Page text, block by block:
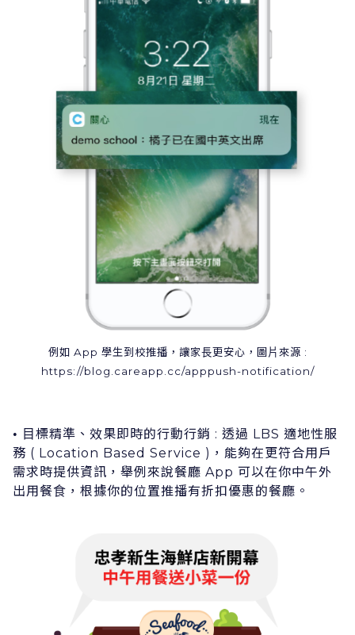
例如 App 學⽣到校推播，讓家⻑更安⼼，圖⽚來源 :
https://blog.careapp.cc/apppush-notification/
• ⽬標精準、效果即時的⾏動⾏銷 : 透過 LBS 適地性服
務 ( Location Based Service )，能夠在更符合⽤戶
需求時提供資訊，舉例來說餐廳 App 可以在你中午外
出⽤餐⾷，根據你的位置推播有折扣優惠的餐廳。